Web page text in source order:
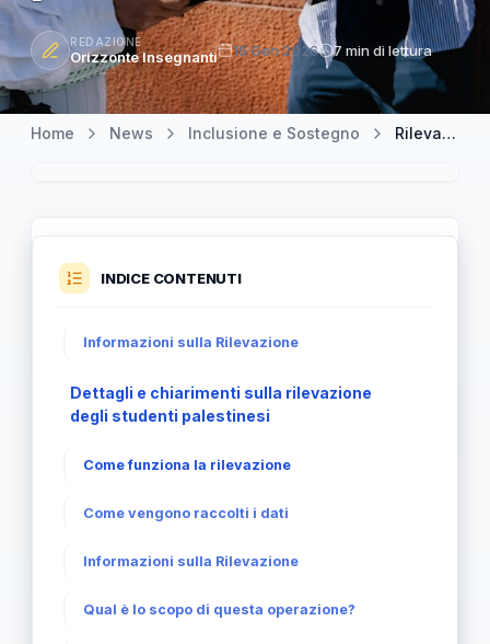
REDAZIONE
Orizzonte Insegnanti 16 Gen 2026 7 min di lettura
Home News Inclusione e Sostegno Rilevazione studenti palestinesi: il MIM chiarisce la sua posizione ufficiale
INDICE CONTENUTI
Informazioni sulla Rilevazione
Dettagli e chiarimenti sulla rilevazione
degli studenti palestinesi
Come funziona la rilevazione
Come vengono raccolti i dati
Informazioni sulla Rilevazione
Qual è lo scopo di questa operazione?